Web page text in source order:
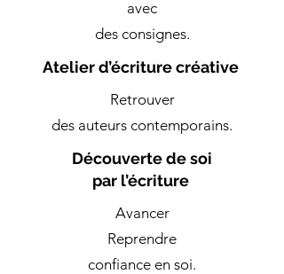
avec
des consignes.
Atelier d’écriture créative
Retrouver
des auteurs contemporains.
Découverte de soi
par l’écriture
Avancer
Reprendre
confiance en soi.